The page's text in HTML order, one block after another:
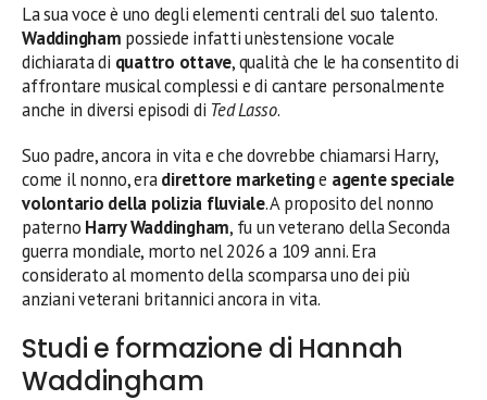
La sua voce è uno degli elementi centrali del suo talento.
Waddingham possiede infatti un’estensione vocale
dichiarata di quattro ottave, qualità che le ha consentito di
affrontare musical complessi e di cantare personalmente
anche in diversi episodi di Ted Lasso.
Suo padre, ancora in vita e che dovrebbe chiamarsi Harry,
come il nonno, eradirettore marketinge agente speciale
volontario della polizia fluviale. A proposito del nonno
paterno Harry Waddingham, fu un veterano della Seconda
guerra mondiale, morto nel 2026 a 109 anni. Era
considerato al momento della scomparsa uno dei più
anziani veterani britannici ancora in vita.
Studi e formazione di Hannah
Waddingham